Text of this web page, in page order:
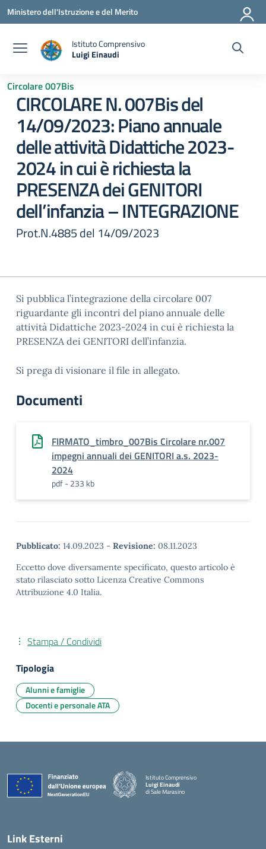
Vai ai contenuti
Vai al menu di navigazione
Vai al footer
Ministero dell'Istruzione e del Merito
Istituto Comprensivo
Luigi Einaudi
— Visita la pagina iniziale della scuola
Circolare 007Bis
CIRCOLARE N. 007Bis del
14/09/2023: Piano annuale
delle attività Didattiche 2023-
2024 in cui è richiesta la
PRESENZA dei GENITORI
dell’infanzia – INTEGRAZIONE
Prot.N.4885 del 14/09/2023
Si pubblica l’integrazione della circolare 007
riguardante gli incontri del piano annuale delle
attività Didattiche 2023-2024 in cui è richiesta la
PRESENZA dei GENITORI dell’infanzia.
Si prega di visionare il file in allegato.
Documenti
FIRMATO_timbro_007Bis Circolare nr.007
impegni annuali dei GENITORI a.s. 2023-
2024
pdf - 233 kb
Pubblicato: 14.09.2023 - Revisione: 08.11.2023
Eccetto dove diversamente specificato, questo articolo è
stato rilasciato sotto Licenza Creative Commons
Attribuzione 4.0 Italia.
Stampa / Condividi
Tipologia
Alunni e famiglie
Docenti e personale ATA
Istituto Comprensivo
Luigi Einaudi
di Sale Marasino
Link Esterni